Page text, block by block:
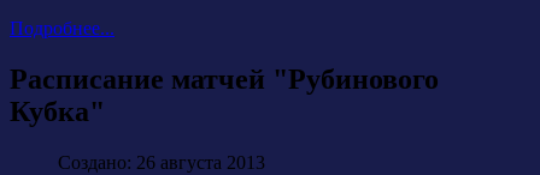
Подробнее...
Расписание матчей "Рубинового
Кубка"
Создано: 26 августа 2013